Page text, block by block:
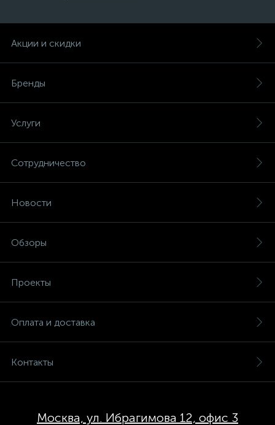
Акции и скидки
Бренды
Услуги
Сотрудничество
Новости
Обзоры
Проекты
Оплата и доставка
Контакты
Москва, ул. Ибрагимова 12, офис 3